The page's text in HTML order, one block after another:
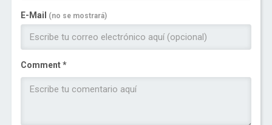
E-Mail (no se mostrará)
Comment *